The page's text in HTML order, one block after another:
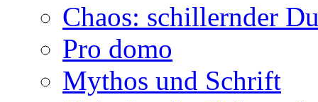
Chaos: schillernder
Pro domo
Mythos und Schrift